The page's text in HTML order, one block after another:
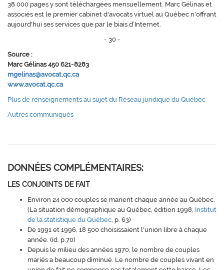
38 000 pages y sont téléchargées mensuellement. Marc Gélinas et
associés est le premier cabinet d'avocats virtuel au Québec n'offrant
aujourd'hui ses services que par le biais d’Internet.
- 30 -
Source :
Marc Gélinas 450 621-8283
mgelinas@avocat.qc.ca
www.avocat.qc.ca
Plus de renseignements au sujet du Réseau juridique du Québec
Autres communiqués
DONNÉES COMPLÉMENTAIRES:
LES CONJOINTS DE FAIT
Environ 24 000 couples se marient chaque année au Québec.
(La situation démographique au Québec, édition 1998, Institut
de la statistique du Québec, p. 63)
De 1991 et 1996, 18 500 choisissaient l'union libre à chaque
année. (id. p.70)
Depuis le milieu des années 1970, le nombre de couples
mariés a beaucoup diminué. Le nombre de couples vivant en